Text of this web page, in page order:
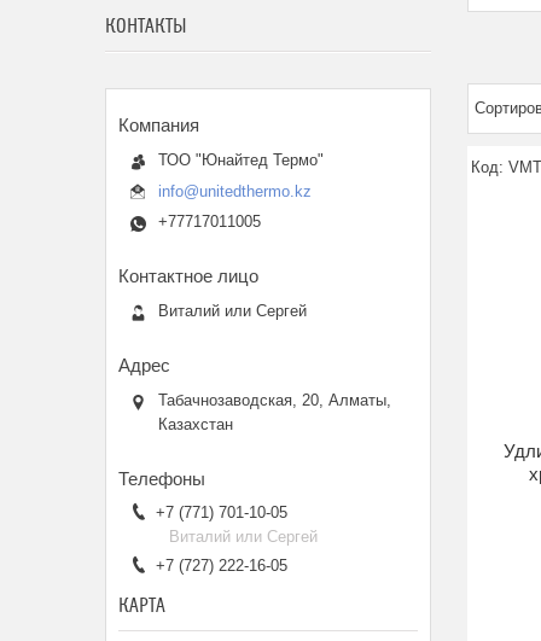
КОНТАКТЫ
ТОО "Юнайтед Термо"
info@unitedthermo.kz
+77717011005
Виталий или Сергей
Табачнозаводская, 20, Алматы,
Казахстан
+7 (771) 701-10-05
Виталий или Сергей
+7 (727) 222-16-05
КАРТА